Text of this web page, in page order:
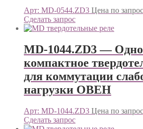
Арт: MD-0544.ZD3 Цена по
Сделать запрос
MD-1044.ZD3 —
компактное
для коммутации
нагрузки ОВЕН
Арт: MD-1044.ZD3 Цена по
Сделать запрос